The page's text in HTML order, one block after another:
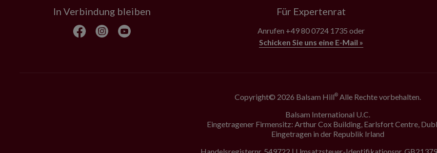
In Verbindung bleiben Für Expertenrat
Anrufen +49 80 0724 1735 oder
Schicken Sie uns eine E-Mail »
Copyright© 2026 Balsam Hill® Alle Rechte vorbehalten.
Balsam International U.C.
Eingetragener Firmensitz: Arthur Cox Building, Earlsfort Centre,
Eingetragen in der Republik Irland